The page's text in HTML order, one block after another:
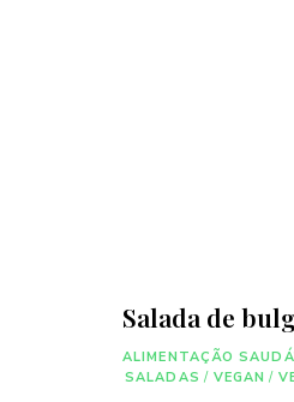
Salada de
ALIMENTAÇÃO
SALADAS / VEGAN /